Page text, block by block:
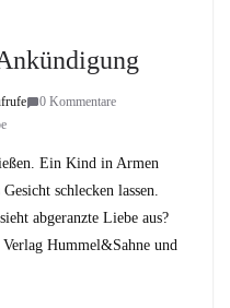
0 Kommentare
Ein Kind in Armen
schlecken lassen.
abgeranzte Liebe aus?
Hummel&Sahne und